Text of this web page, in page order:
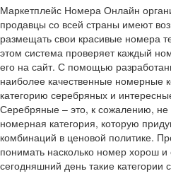
Маркетплейс Номера Онлайн
продавцы со всей страны имеют
размещать свои красивые номера
этом система проверяет каждый
его на сайт. С помощью
наиболее качественные номерные
категорию серебряных и
Серебряные – это, к сожалению, не
номерная категория, которую
комбинаций в ценовой политике.
понимать насколько номер хорош и
сегодняшний день такие категории